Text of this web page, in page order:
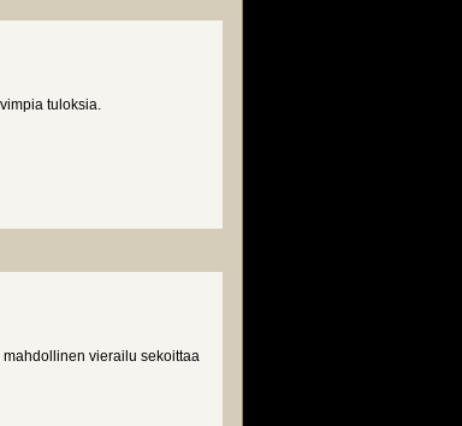
tuloksia.
vierailu sekoittaa